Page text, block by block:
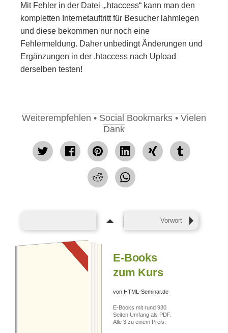
Mit Fehler in der Datei „.htaccess“ kann man den
kompletten Internetauftritt für Besucher lahmlegen
und diese bekommen nur noch eine
Fehlermeldung. Daher unbedingt Änderungen und
Ergänzungen in der .htaccess nach Upload
derselben testen!
Weiterempfehlen • Social Bookmarks • Vielen
Dank
tweet
Facebook
teilen
pin
mitteilen teilen
teilen
Vorwort
E-Books
zum Kurs
von HTML-Seminar.de
E-Books mit rund 930
Seiten Umfang als PDF.
Alle 3 zu einem Preis.